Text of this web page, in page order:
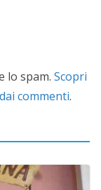
lo spam. Scopri
commenti.